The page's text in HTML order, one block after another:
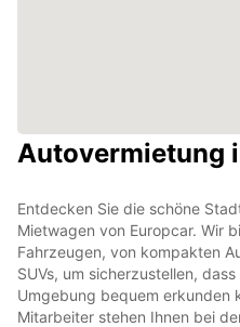
Autovermietung
Entdecken Sie die schöne
Mietwagen von Europcar. Wir
Fahrzeugen, von kompakten
SUVs, um sicherzustellen,
Umgebung bequem erkunden
Mitarbeiter stehen Ihnen bei